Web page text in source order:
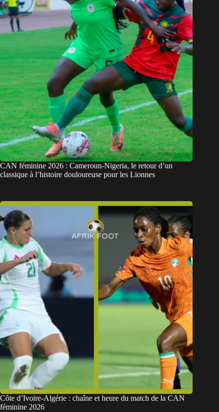
CAN féminine 2026 : Cameroun-Nigeria, le retour d’un
classique à l’histoire douloureuse pour les Lionnes
Côte d’Ivoire-Algérie : chaîne et heure du match de la CAN
féminine 2026